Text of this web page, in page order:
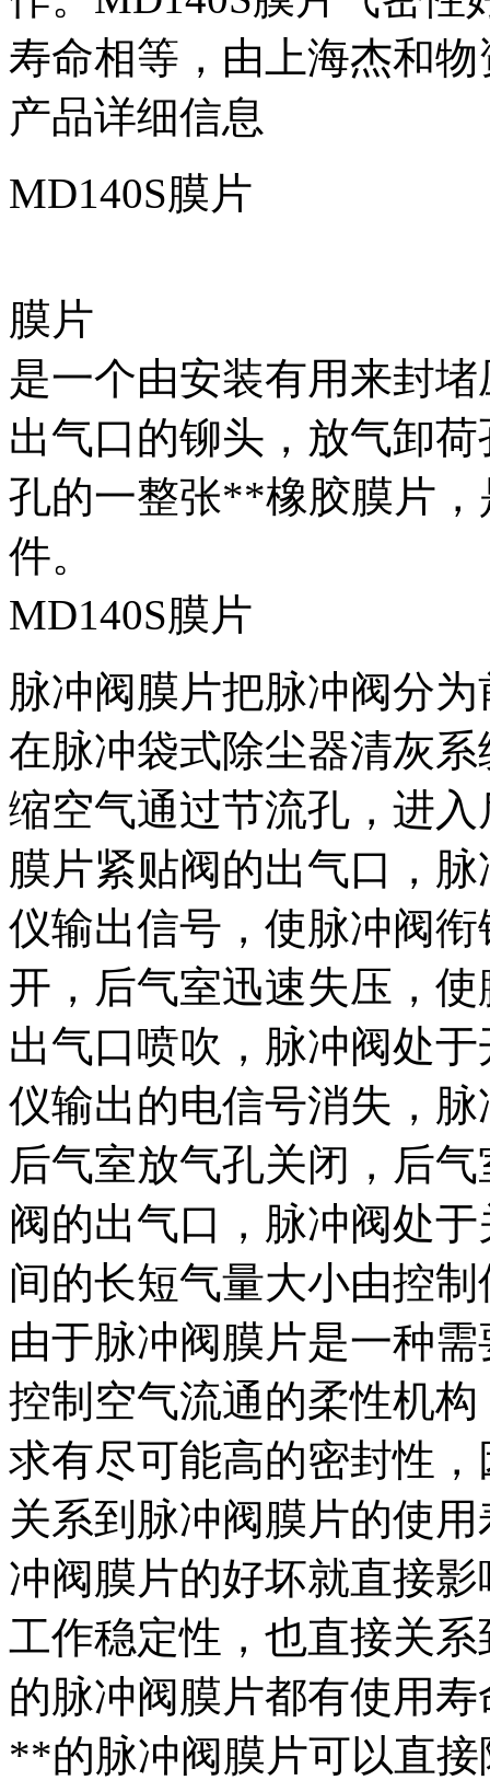
寿命相等，由上海杰和
产品详细信息
MD140S膜片
膜片
是一个由安装有用来封
出气口的铆头，放气卸
孔的一整张**橡胶膜片
件。
MD140S膜片
脉冲阀膜片把脉冲阀分
在脉冲袋式除尘器清灰
缩空气通过节流孔，进
膜片紧贴阀的出气口，
仪输出信号，使脉冲阀
开，后气室迅速失压，
出气口喷吹，脉冲阀处
仪输出的电信号消失，
后气室放气孔关闭，后
阀的出气口，脉冲阀处
间的长短气量大小由控
由于脉冲阀膜片是一种
控制空气流通的柔性机
求有尽可能高的密封性
关系到脉冲阀膜片的使
冲阀膜片的好坏就直接
工作稳定性，也直接关
的脉冲阀膜片都有使用
**的脉冲阀膜片可以直